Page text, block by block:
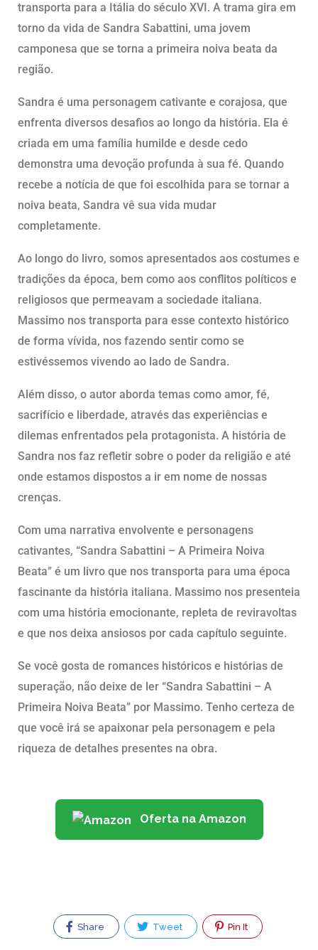
transporta para a Itália do século XVI. A trama gira em
torno da vida de Sandra Sabattini, uma jovem
camponesa que se torna a primeira noiva beata da
região.
Sandra é uma personagem cativante e corajosa, que
enfrenta diversos desafios ao longo da história. Ela é
criada em uma família humilde e desde cedo
demonstra uma devoção profunda à sua fé. Quando
recebe a notícia de que foi escolhida para se tornar a
noiva beata, Sandra vê sua vida mudar
completamente.
Ao longo do livro, somos apresentados aos costumes e
tradições da época, bem como aos conflitos políticos e
religiosos que permeavam a sociedade italiana.
Massimo nos transporta para esse contexto histórico
de forma vívida, nos fazendo sentir como se
estivéssemos vivendo ao lado de Sandra.
Além disso, o autor aborda temas como amor, fé,
sacrifício e liberdade, através das experiências e
dilemas enfrentados pela protagonista. A história de
Sandra nos faz refletir sobre o poder da religião e até
onde estamos dispostos a ir em nome de nossas
crenças.
Com uma narrativa envolvente e personagens
cativantes, “Sandra Sabattini – A Primeira Noiva
Beata” é um livro que nos transporta para uma época
fascinante da história italiana. Massimo nos presenteia
com uma história emocionante, repleta de reviravoltas
e que nos deixa ansiosos por cada capítulo seguinte.
Se você gosta de romances históricos e histórias de
superação, não deixe de ler “Sandra Sabattini – A
Primeira Noiva Beata” por Massimo. Tenho certeza de
que você irá se apaixonar pela personagem e pela
riqueza de detalhes presentes na obra.
Oferta na Amazon
Share Tweet Pin It